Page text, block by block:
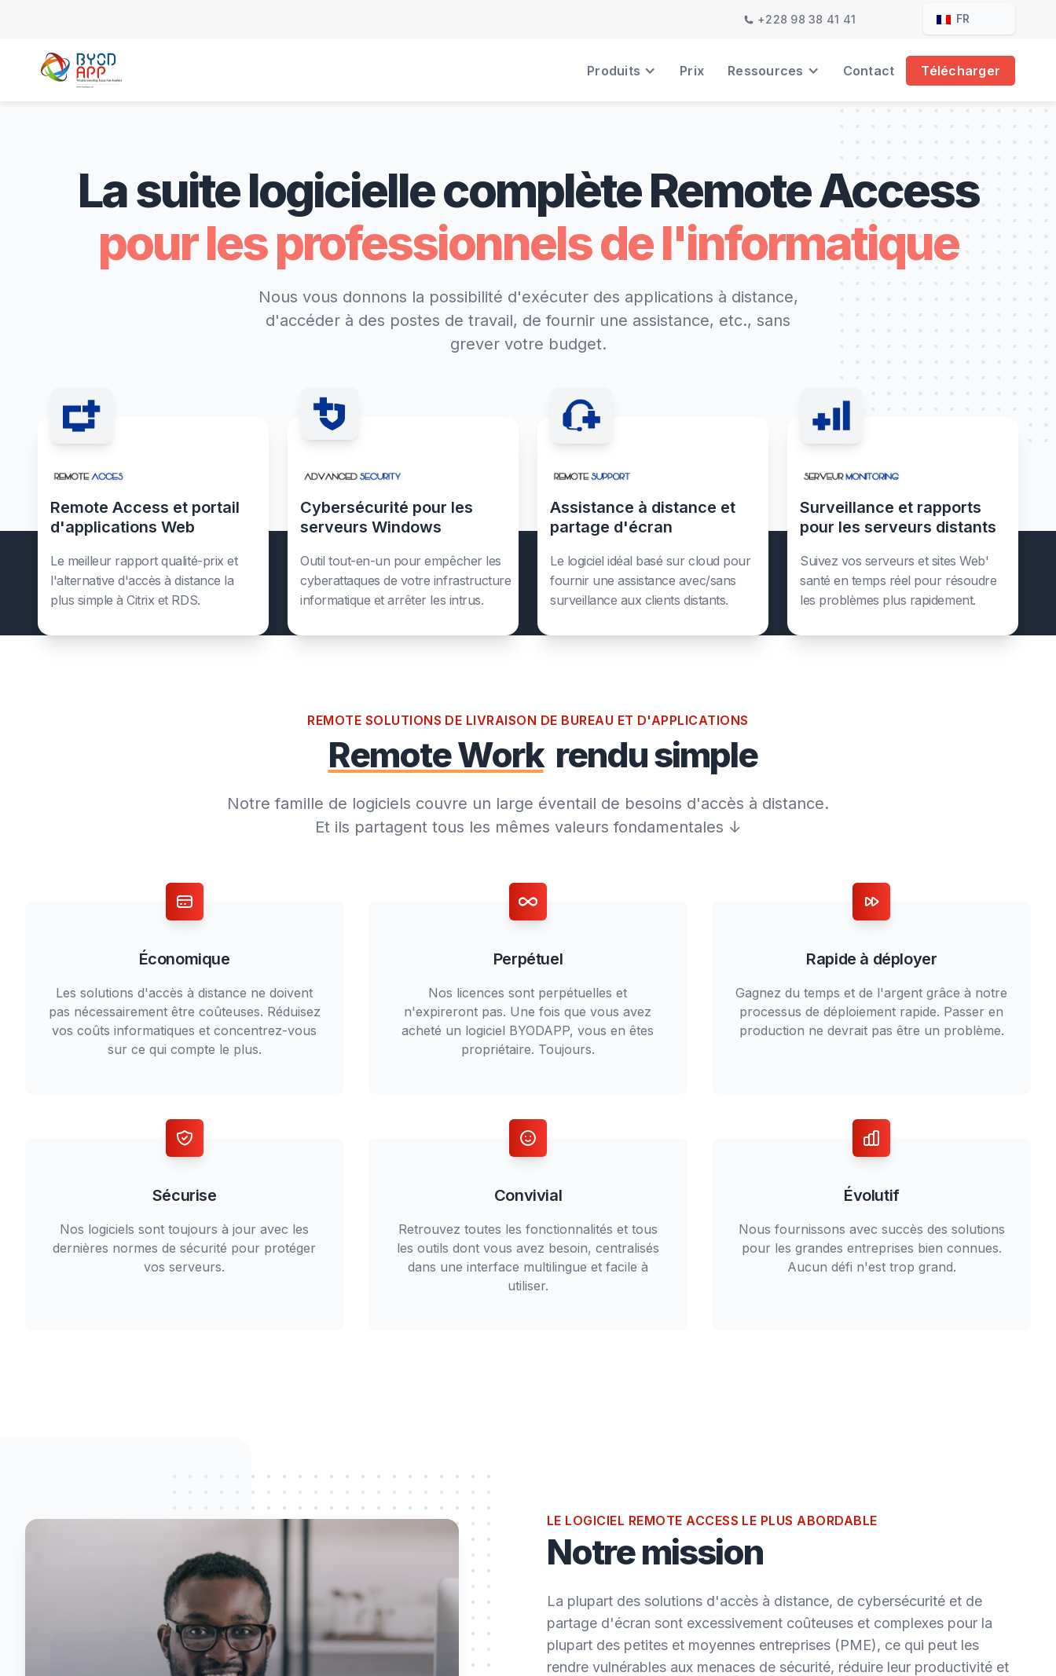
+228 98 38 41 41 FR
Produits Prix Ressources Contact Télécharger
La suite logicielle complète Remote Access
pour les professionnels de l'informatique
Nous vous donnons la possibilité d'exécuter des applications à distance,
d'accéder à des postes de travail, de fournir une assistance, etc., sans
grever votre budget.
Remote Access et portail
d'applications Web
Le meilleur rapport qualité-prix et
l'alternative d'accès à distance la
plus simple à Citrix et RDS.
Cybersécurité pour les
serveurs Windows
Outil tout-en-un pour empêcher les
cyberattaques de votre infrastructure
informatique et arrêter les intrus.
Assistance à distance et
partage d'écran
Le logiciel idéal basé sur cloud pour
fournir une assistance avec/sans
surveillance aux clients distants.
Surveillance et rapports
pour les serveurs distants
Suivez vos serveurs et sites Web'
santé en temps réel pour résoudre
les problèmes plus rapidement.
REMOTE SOLUTIONS DE LIVRAISON DE BUREAU ET D'APPLICATIONS
Remote Access
La cyber-sécurité
Server Monitoring
Remote Work rendu simple
Notre famille de logiciels couvre un large éventail de besoins d'accès à distance.
Et ils partagent tous les mêmes valeurs fondamentales ↓
Économique
Les solutions d'accès à distance ne doivent
pas nécessairement être coûteuses. Réduisez
vos coûts informatiques et concentrez-vous
sur ce qui compte le plus.
Perpétuel
Nos licences sont perpétuelles et
n'expireront pas. Une fois que vous avez
acheté un logiciel BYODAPP, vous en êtes
propriétaire. Toujours.
Rapide à déployer
Gagnez du temps et de l'argent grâce à notre
processus de déploiement rapide. Passer en
production ne devrait pas être un problème.
Sécurise
Nos logiciels sont toujours à jour avec les
dernières normes de sécurité pour protéger
vos serveurs.
Convivial
Retrouvez toutes les fonctionnalités et tous
les outils dont vous avez besoin, centralisés
dans une interface multilingue et facile à
utiliser.
Évolutif
Nous fournissons avec succès des solutions
pour les grandes entreprises bien connues.
Aucun défi n'est trop grand.
LE LOGICIEL REMOTE ACCESS LE PLUS ABORDABLE
Notre mission
La plupart des solutions d'accès à distance, de cybersécurité et de
partage d'écran sont excessivement coûteuses et complexes pour la
plupart des petites et moyennes entreprises (PME), ce qui peut les
rendre vulnérables aux menaces de sécurité, réduire leur productivité et